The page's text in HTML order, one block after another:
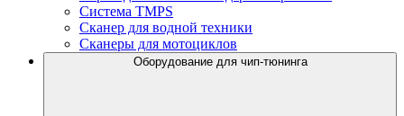
Система TMPS
Сканер для водной техники
Сканеры для мотоциклов
Оборудование для чип-тюнинга